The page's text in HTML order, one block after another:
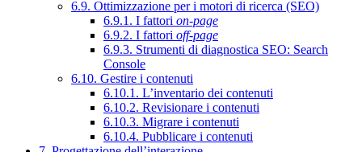
6.9. Ottimizzazione per i motori di ricerca (SEO)
6.9.1. I fattori on-page
6.9.2. I fattori off-page
6.9.3. Strumenti di diagnostica SEO: Search
Console
6.10. Gestire i contenuti
6.10.1. L’inventario dei contenuti
6.10.2. Revisionare i contenuti
6.10.3. Migrare i contenuti
6.10.4. Pubblicare i contenuti